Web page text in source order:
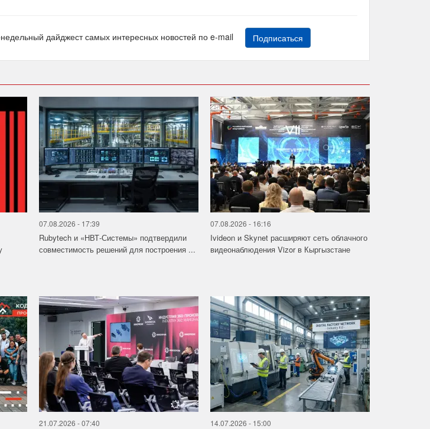
дайджест самых интересных новостей по e-mail Подписаться
07.08.2026 - 17:39
Rubytech и «НВТ-Системы» подтвердили
совместимость решений для построения ...
07.08.2026 - 16:16
Ivideon и Skynet расширяют сеть облачного
видеонаблюдения Vizor в Кыргызстане
21.07.2026 - 07:40 14.07.2026 - 15:00